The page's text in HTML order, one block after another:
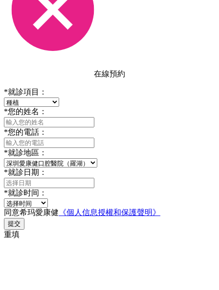
在線預約
*就診項目：
*您的姓名：
*您的電話：
*就診地區：
*就診日期：
*就診时间：
同意希玛愛康健 《個人信息授權和保護聲明》
提交
重填